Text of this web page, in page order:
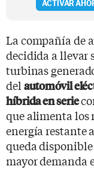
ACTIVAR
La compañía de
decidida a llevar
turbinas
del automóvil
híbrida en serie
que alimenta los
energía restante
queda
mayor demanda